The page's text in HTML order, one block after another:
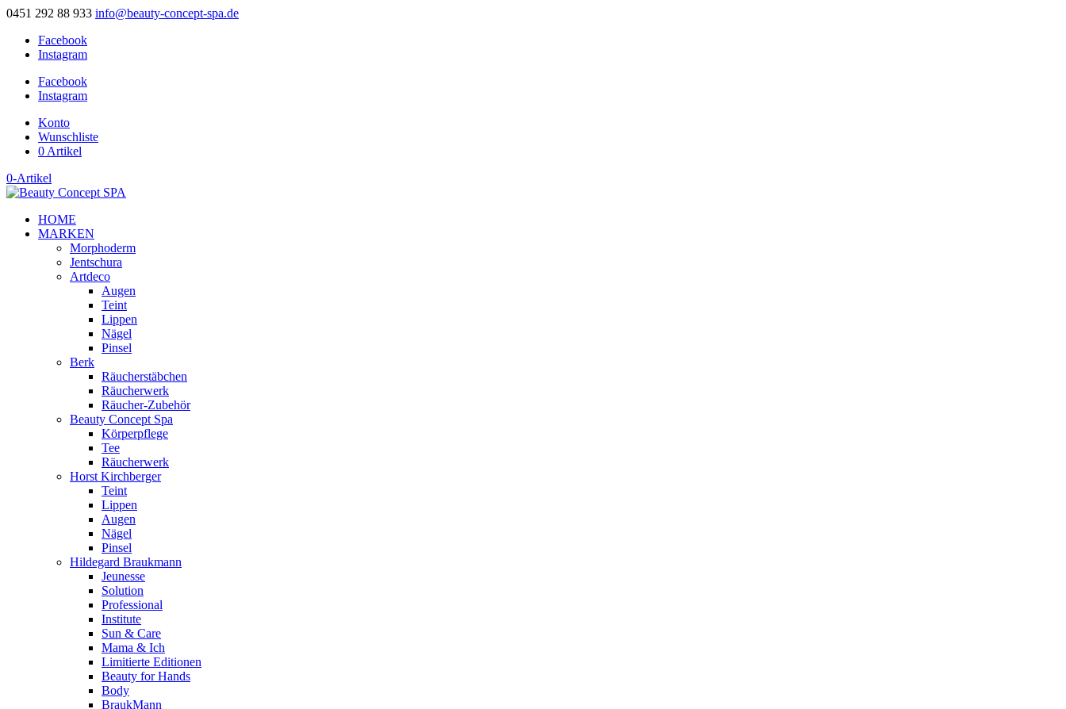
0451 292 88 933 info@beauty-concept-spa.de
Facebook
Instagram
Facebook
Instagram
Konto
Wunschliste
0 Artikel
0-Artikel
HOME
MARKEN
Morphoderm
Jentschura
Artdeco
Augen
Teint
Lippen
Nägel
Pinsel
Berk
Räucherstäbchen
Räucherwerk
Räucher-Zubehör
Beauty Concept Spa
Körperpflege
Tee
Räucherwerk
Horst Kirchberger
Teint
Lippen
Augen
Nägel
Pinsel
Hildegard Braukmann
Jeunesse
Solution
Professional
Institute
Sun & Care
Mama & Ich
Limitierte Editionen
Beauty for Hands
Body
BraukMann